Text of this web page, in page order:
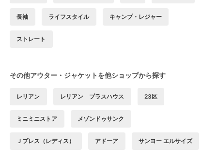
長袖 ライフスタイル キャンプ・レジャー
ストレート
その他アウター・ジャケットを他ショップから探す
レリアン レリアン プラスハウス 23区
ミニミニストア メゾンドゥサンク
Ｊプレス（レディス） アドーア サンヨー エルサイズ